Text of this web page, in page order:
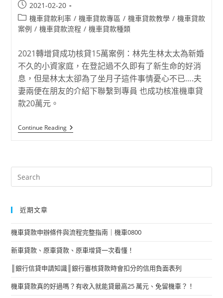
2021-02-20
機車貸款利率 / 機車貸款專區 / 機車貸款教學 / 機車貸款
案例 / 機車貸款流程 / 機車貸款種類
2021轉增貸成功核貸15萬案例：林先生林太太為新婚
不久的小資家庭，在登記過不久即有了新生命的好消
息，但是林太太卻為了坐月子這件事情憂心不已….夫
妻兩便在朋友的介紹下聯繫到專員 也成功核准機車貸
款20萬元。
Continue Reading
近期文章
機車貸款申辦條件與流程完整指南｜機車0800
新車貸款、原車貸款、原車增貸一次看懂！
║銀行信貸申請知識║銀行審核貸款時會扣分的信用負面表列
機車貸款真的好過嗎？有收入就能貸最高25 萬元、免留機車？！